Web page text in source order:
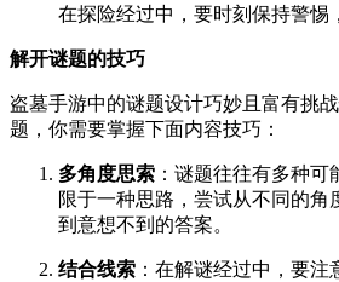
在探险经过中，要时刻保持警惕
解开谜题的技巧
盗墓手游中的谜题设计巧妙且富有挑
题，你需要掌握下面内容技巧：
多角度思索 ：谜题往往有多种
限于一种思路，尝试从不同的角
到意想不到的答案。
结合线索 ：在解谜经过中，要